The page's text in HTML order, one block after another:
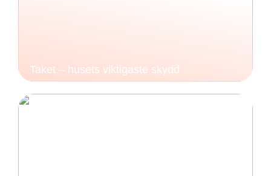
Taket – husets viktigaste skydd